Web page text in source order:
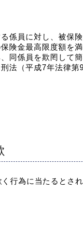
係員に対し、被保
険金最高限度額を
同係員を欺罔して
法（平成7年法律第
行為に当たるとさ